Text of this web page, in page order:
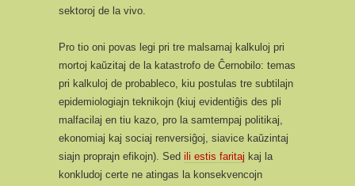
sektoroj de la vivo.
Pro tio oni povas legi pri tre malsamaj kalkuloj pri
mortoj kaŭzitaj de la katastrofo de Ĉernobilo: temas
pri kalkuloj de probableco, kiu postulas tre subtilajn
epidemiologiajn teknikojn (kiuj evidentiĝis des pli
malfacilaj en tiu kazo, pro la samtempaj politikaj,
ekonomiaj kaj sociaj renversiĝoj, siavice kaŭzintaj
siajn proprajn efikojn). Sed ili estis faritaj kaj la
konkludoj certe ne atingas la konsekvencojn